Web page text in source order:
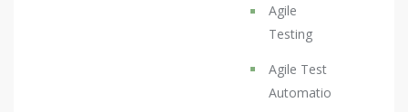
Agile
Testing
Agile Test
Automatio